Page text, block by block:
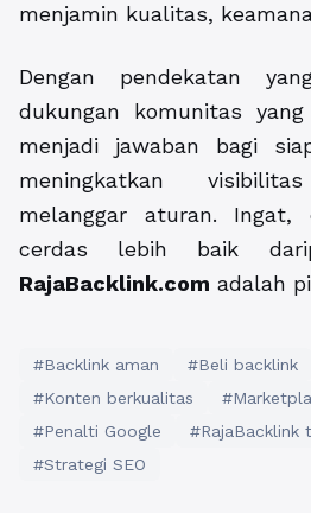
menjamin kualitas,
Dengan pendekatan
dukungan komunitas
menjadi jawaban bagi
meningkatkan
melanggar aturan. Ingat,
cerdas lebih baik
RajaBacklink.com adalah
#Backlink aman #Beli backlink
#Konten berkualitas
#Penalti Google
#RajaBacklink
#Strategi SEO